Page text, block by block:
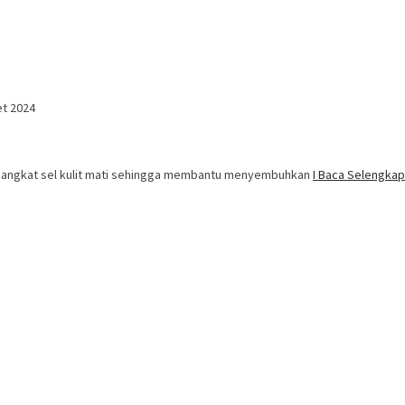
2024
sel kulit mati sehingga membantu menyembuhkan I Baca